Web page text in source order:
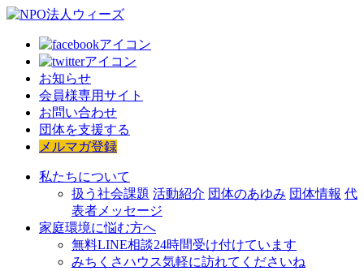
お知らせ
会員様専用サイト
お問い合わせ
団体を支援する
メルマガ登録
私たちについて
扱う社会課題 活動紹介 団体のあゆみ 団体情報 代
表者メッセージ
家庭環境に悩む方へ
無料LINE相談24時間受け付けています
みちくさハウス気軽に訪れてくださいね